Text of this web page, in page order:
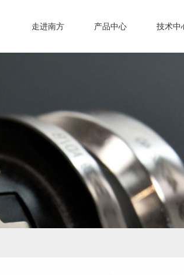
技术中
产品中心
走进南方